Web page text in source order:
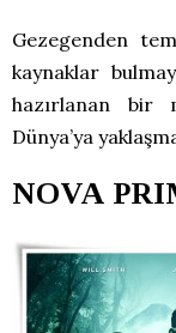
Gezegenden
kaynaklar
hazırlanan bir
Dünya’ya
NOVA